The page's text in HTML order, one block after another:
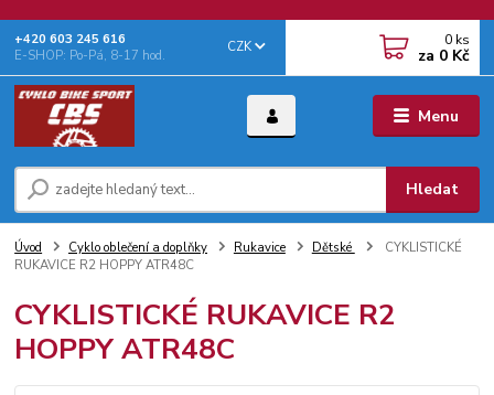
Menu
CZK
Hledat
+‭420 603 245 616‬
E-SHOP: Po-Pá, 8-17 hod.
0 ks
za 0 Kč
Úvod Cyklo oblečení a doplňky Rukavice Dětské
CYKLISTICKÉ
RUKAVICE R2 HOPPY ATR48C
CYKLISTICKÉ RUKAVICE R2
HOPPY ATR48C